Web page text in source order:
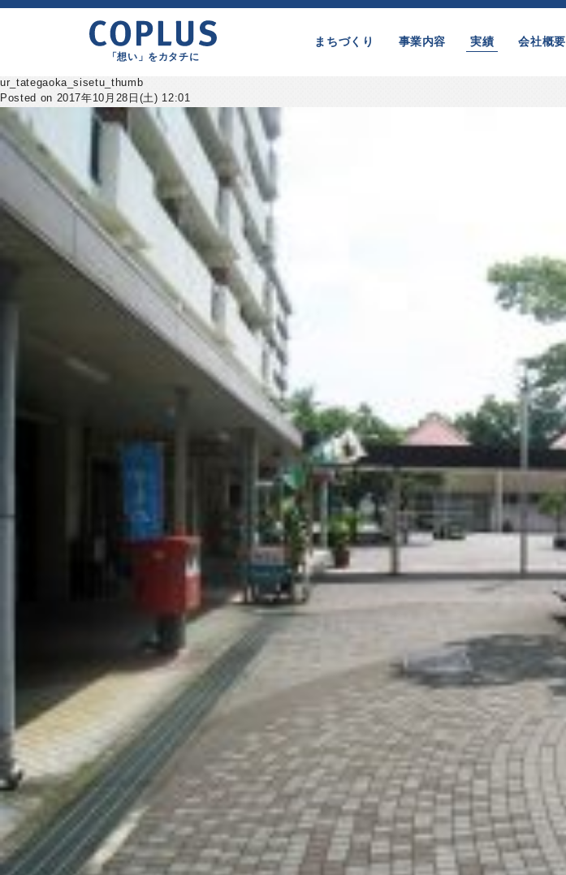
「想い」をカタチに
まちづくり 事業内容 実績 会社概要
ur_tategaoka_sisetu_thumb
Posted on 2017年10月28日(土) 12:01